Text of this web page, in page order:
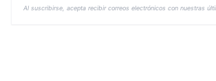
Al suscribirse, acepta recibir correos electrónicos con nuestras